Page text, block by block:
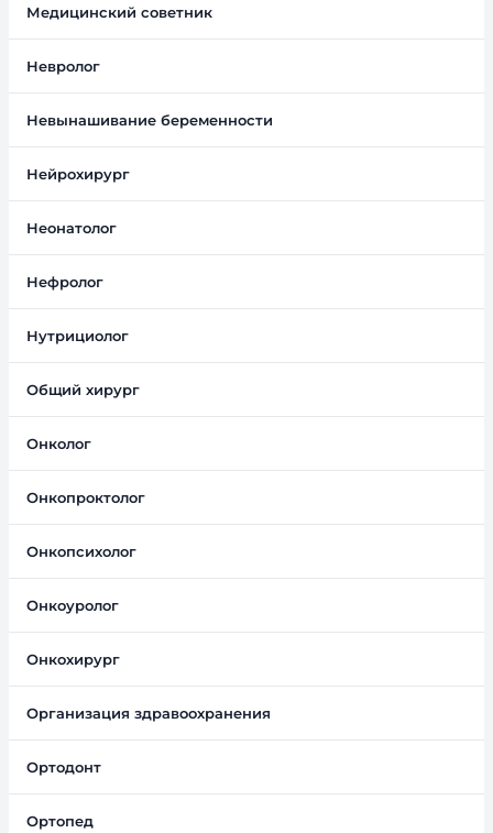
Медицинский советник
Невролог
Невынашивание беременности
Нейрохирург
Неонатолог
Нефролог
Нутрициолог
Общий хирург
Онколог
Онкопроктолог
Онкопсихолог
Онкоуролог
Онкохирург
Организация здравоохранения
Ортодонт
Ортопед